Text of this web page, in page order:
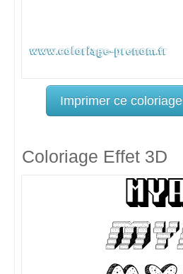
Imprimer ce coloriage
Coloriage Effet 3D